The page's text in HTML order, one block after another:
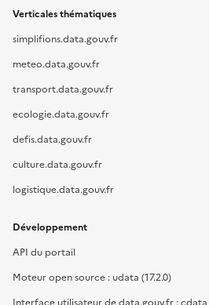
Verticales thématiques
simplifions.data.gouv.fr
meteo.data.gouv.fr
transport.data.gouv.fr
ecologie.data.gouv.fr
defis.data.gouv.fr
culture.data.gouv.fr
logistique.data.gouv.fr
Développement
API du portail
Moteur open source : udata (17.2.0)